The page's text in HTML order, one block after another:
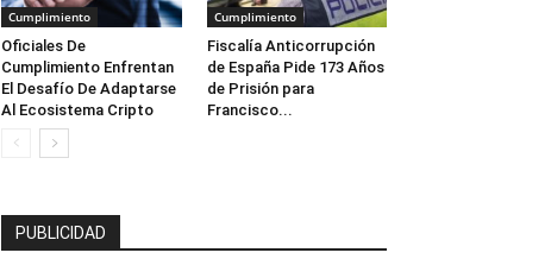
Cumplimiento
Oficiales De
Cumplimiento Enfrentan
El Desafío De Adaptarse
Al Ecosistema Cripto
Cumplimiento
Fiscalía Anticorrupción
de España Pide 173 Años
de Prisión para
Francisco...
PUBLICIDAD